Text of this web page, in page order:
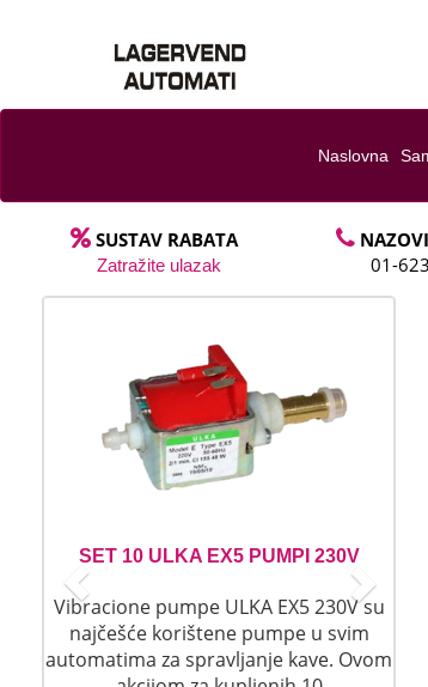
Naslovna
SUSTAV RABATA
Zatražite ulazak
01-
SET 10 ULKA EX5 PUMPI 230V
Vibracione pumpe ULKA EX5 230V su
najčešće korištene pumpe u svim
automatima za spravljanje kave. Ovom
s